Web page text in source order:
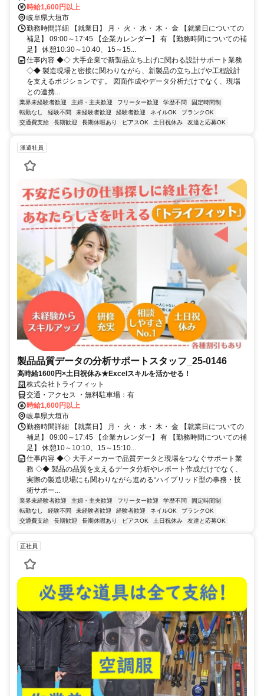
時給1,600円以上
岐阜県大垣市
勤務時間詳細 【就業日】 月・ 火・ 水・ 木・ 金 【就業日についての
補足】 09:00～17:45 【企業カレンダー】 有 【勤務時間についての補
足】 休憩10:30～10:40、15～15...
仕事内容 ◆◇ 大手企業で新製品立ち上げに関わる設計サポート業務
◇◆ 製造現場と密接に関わりながら、新製品の立ち上げや工程設計
を支えるポジションです。 図面作成やデータ分析だけでなく、現場
との連携...
業界未経験者歓迎 主婦・主夫歓迎 フリーター歓迎 学歴不問
固定時間制
転勤なし
経験不問 未経験者歓迎 経験者歓迎 ネイルOK
ブランクOK
交通費支給
長期歓迎 長期休暇あり ピアスOK 土日祝休み 友達と応募OK
派遣社員
製品品質データの分析サポートスタッフ_25-0146
高時給1600円×土日祝休み★Excelスキルを活かせる！
株式会社トライフィット
交通・アクセス ・無料駐車場：有
時給1,600円以上
岐阜県大垣市
勤務時間詳細 【就業日】 月・ 火・ 水・ 木・ 金 【就業日についての
補足】 09:00～17:45 【企業カレンダー】 有 【勤務時間についての補
足】 休憩10～10:10、15～15:10...
仕事内容 ◆◇ 大手メーカーで品質データと現場をつなぐサポート業
務 ◇◆ 製品の品質を支えるデータ分析やレポート作成だけでなく、
実際の製造現場にも関わりながら進める“ハイブリッド型の事務・技
術サポー...
業界未経験者歓迎 主婦・主夫歓迎 フリーター歓迎 学歴不問
固定時間制
転勤なし
経験不問 未経験者歓迎 経験者歓迎 ネイルOK
ブランクOK
交通費支給
長期歓迎 長期休暇あり ピアスOK 土日祝休み 友達と応募OK
正社員